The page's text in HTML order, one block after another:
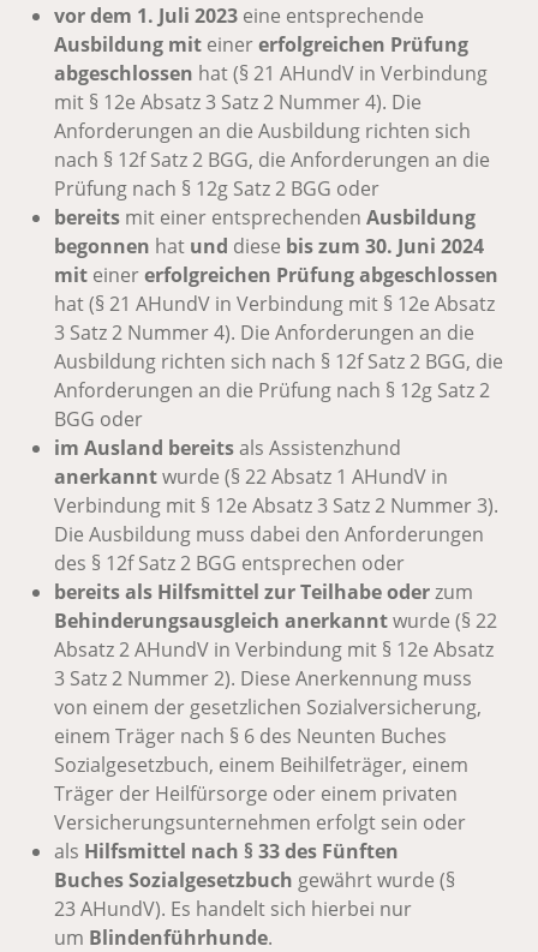
vor dem 1. Juli 2023 eine entsprechende
Ausbildung mit einererfolgreichen Prüfung
abgeschlossen hat (§ 21 AHundV in Verbindung
mit § 12e Absatz 3 Satz 2 Nummer 4). Die
Anforderungen an die Ausbildung richten sich
nach § 12f Satz 2 BGG, die Anforderungen an die
Prüfung nach § 12g Satz 2 BGG oder
bereits mit einer entsprechenden Ausbildung
begonnen hat und diese bis zum 30. Juni 2024
mit einererfolgreichen Prüfung abgeschlossen
hat (§ 21 AHundV in Verbindung mit § 12e Absatz
3 Satz 2 Nummer 4). Die Anforderungen an die
Ausbildung richten sich nach § 12f Satz 2 BGG, die
Anforderungen an die Prüfung nach § 12g Satz 2
BGG oder
im Ausland bereitsals Assistenzhund
anerkanntwurde (§ 22 Absatz 1 AHundV in
Verbindung mit § 12e Absatz 3 Satz 2 Nummer 3).
Die Ausbildung muss dabei den Anforderungen
des § 12f Satz 2 BGG entsprechen oder
bereits als Hilfsmittel zur Teilhabe oderzum
Behinderungsausgleich anerkanntwurde (§ 22
Absatz 2 AHundV in Verbindung mit § 12e Absatz
3 Satz 2 Nummer 2). Diese Anerkennung muss
von einem der gesetzlichen Sozialversicherung,
einem Träger nach § 6 des Neunten Buches
Sozialgesetzbuch, einem Beihilfeträger, einem
Träger der Heilfürsorge oder einem privaten
Versicherungsunternehmen erfolgt sein oder
als Hilfsmittel nach § 33 des Fünften
Buches Sozialgesetzbuch gewährt wurde (§
23 AHundV). Es handelt sich hierbei nur
um Blindenführhunde.